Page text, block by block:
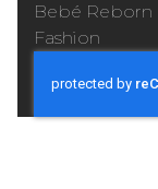
Bebé Reborn
Fashion